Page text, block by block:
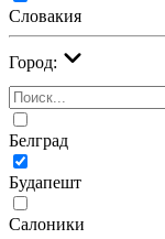
Словакия
Город:
Белград
Будапешт
Салоники